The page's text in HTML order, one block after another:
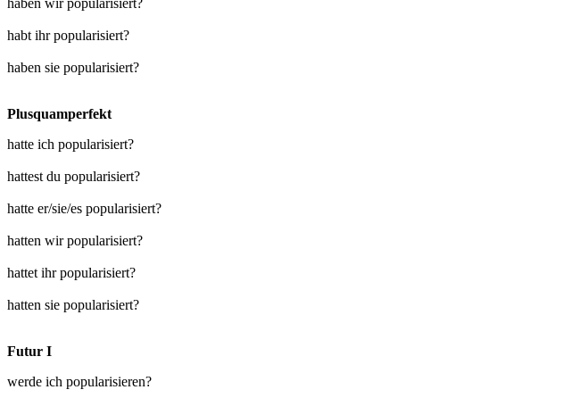
habt ihr popularisiert?
haben sie popularisiert?
Plusquamperfekt
hatte ich popularisiert?
hattest du popularisiert?
hatte er/sie/es popularisiert?
hatten wir popularisiert?
hattet ihr popularisiert?
hatten sie popularisiert?
Futur I
werde ich popularisieren?